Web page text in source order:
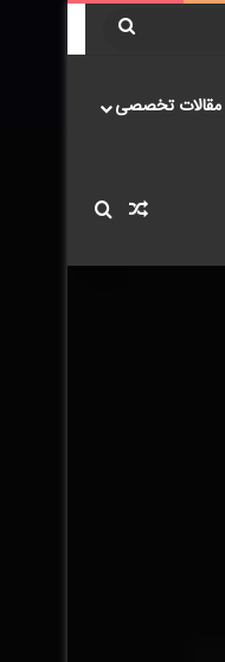
مقالات تخصصی
نوشته تصادفی